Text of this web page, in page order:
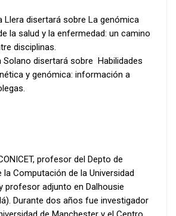
Llera disertará sobre La genómica
la salud y la enfermedad: un camino
disciplinas.
Solano disertará sobre Habilidades
y genómica: información a
profesor del Depto de
la Computación de la Universidad
profesor adjunto en Dalhousie
Durante dos años fue investigador